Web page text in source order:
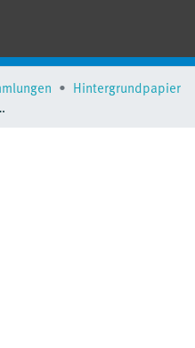
Hintergrundpapier
bis 2050